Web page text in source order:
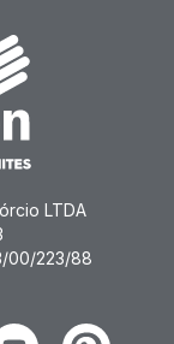
LTDA
00/223/88
Pinterest